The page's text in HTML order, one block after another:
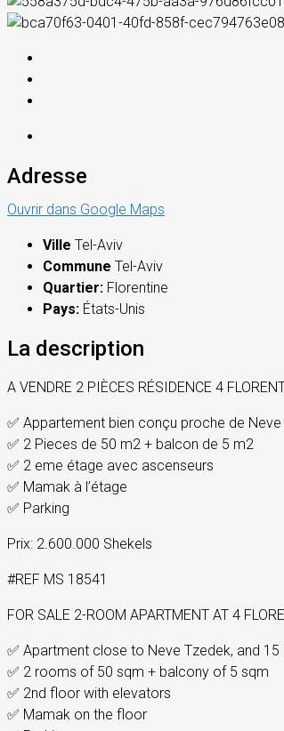
Adresse
Ouvrir dans Google Maps
Ville Tel-Aviv
Commune Tel-Aviv
Quartier: Florentine
Pays: États-Unis
La description
A VENDRE 2 PIÈCES RÉSIDENCE 4
✅ Appartement bien conçu proche de
✅ 2 Pieces de 50 m2 + balcon de 5 m2
✅ 2 eme étage avec ascenseurs
✅ Mamak à l’étage
✅ Parking
Prix: 2.600.000 Shekels
#REF MS 18541
FOR SALE 2-ROOM APARTMENT AT 4
✅ Apartment close to Neve Tzedek, and
✅ 2 rooms of 50 sqm + balcony of 5 sqm
✅ 2nd floor with elevators
✅ Mamak on the floor